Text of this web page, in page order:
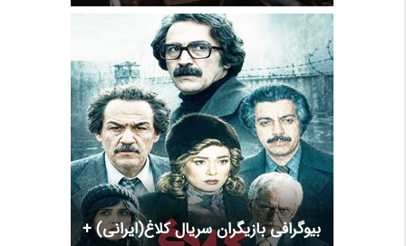
بیوگرافی بازیگران سریال کلاغ(ایرانی) +